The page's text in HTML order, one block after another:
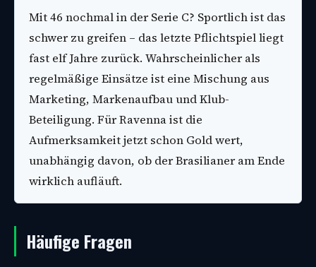
Mit 46 nochmal in der Serie C? Sportlich ist das
schwer zu greifen – das letzte Pflichtspiel liegt
fast elf Jahre zurück. Wahrscheinlicher als
regelmäßige Einsätze ist eine Mischung aus
Marketing, Markenaufbau und Klub-
Beteiligung. Für Ravenna ist die
Aufmerksamkeit jetzt schon Gold wert,
unabhängig davon, ob der Brasilianer am Ende
wirklich aufläuft.
Häufige Fragen